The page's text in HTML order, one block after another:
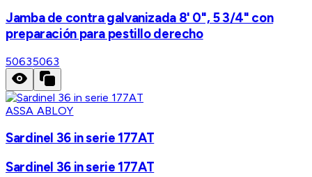
Jamba de contra galvanizada 8' 0", 5 3/4" con
preparación para pestillo derecho
50635063
ASSA ABLOY
Sardinel 36 in serie 177AT
Sardinel 36 in serie 177AT